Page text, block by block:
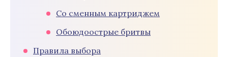
Со сменным картриджем
Обоюдоострые бритвы
Правила выбора